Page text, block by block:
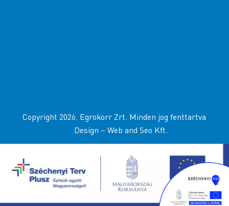
Copyright 2026. Egrokorr Zrt. Minden jog fenttartva
Design – Web and Seo Kft